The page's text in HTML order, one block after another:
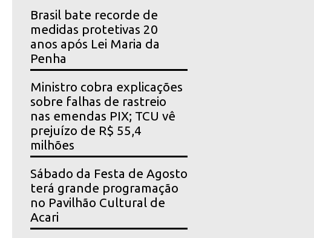
Brasil bate recorde de
medidas protetivas 20
anos após Lei Maria da
Penha
Ministro cobra explicações
sobre falhas de rastreio
nas emendas PIX; TCU vê
prejuízo de R$ 55,4
milhões
Sábado da Festa de Agosto
terá grande programação
no Pavilhão Cultural de
Acari